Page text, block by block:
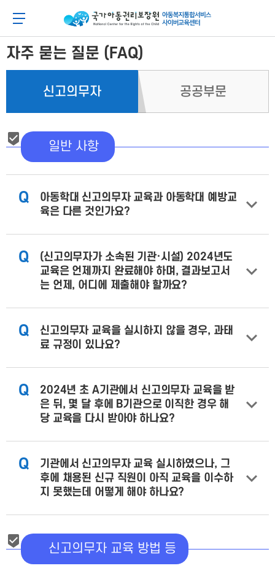
로
가
기
로
가
기
메뉴 버튼
아동이 행복한 세상 아동권리보장원 아동복지통합
자주 묻는 질문 (FAQ)
신고의무자 공공부문
일반 사항
Q
아동학대 신고의무자 교육과 아동학대 예방교
육은 다른 것인가요?
Q
(신고의무자가 소속된 기관·시설) 2024년도
교육은 언제까지 완료해야 하며, 결과보고서
는 언제, 어디에 제출해야 할까요?
Q
신고의무자 교육을 실시하지 않을 경우, 과태
료 규정이 있나요?
Q
2024년 초 A기관에서 신고의무자 교육을 받
은 뒤, 몇 달 후에 B기관으로 이직한 경우 해
당 교육을 다시 받아야 하나요?
Q
기관에서 신고의무자 교육 실시하였으나, 그
후에 채용된 신규 직원이 아직 교육을 이수하
지 못했는데 어떻게 해야 하나요?
신고의무자 교육 방법 등